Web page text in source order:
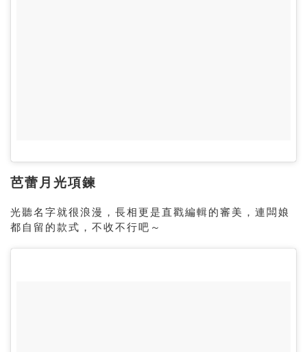
芭蕾月光項鍊
光聽名字就很浪漫，長相更是直戳編輯的審美，連闆娘
都自留的款式，不收不行吧～